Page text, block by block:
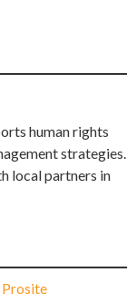
human rights
strategies.
local partners in
Prosite